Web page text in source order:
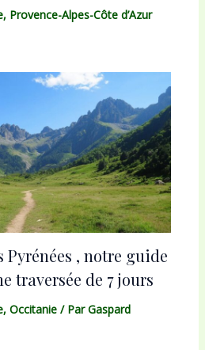
, Provence-Alpes-Côte d’Azur
Pyrénées , notre guide
traversée de 7 jours
, Occitanie/ ParGaspard